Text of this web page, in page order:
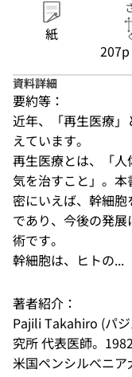
紙
資料詳細
要約等：
近年、「再生医療
えています。
再生医療とは、「
気を治すこと」。
密にいえば、幹細
であり、今後の発
術です。
幹細胞は、ヒトの...
著者紹介：
Pajili Takahiro (パ
究所 代表医師。
米国ペンシルべニ